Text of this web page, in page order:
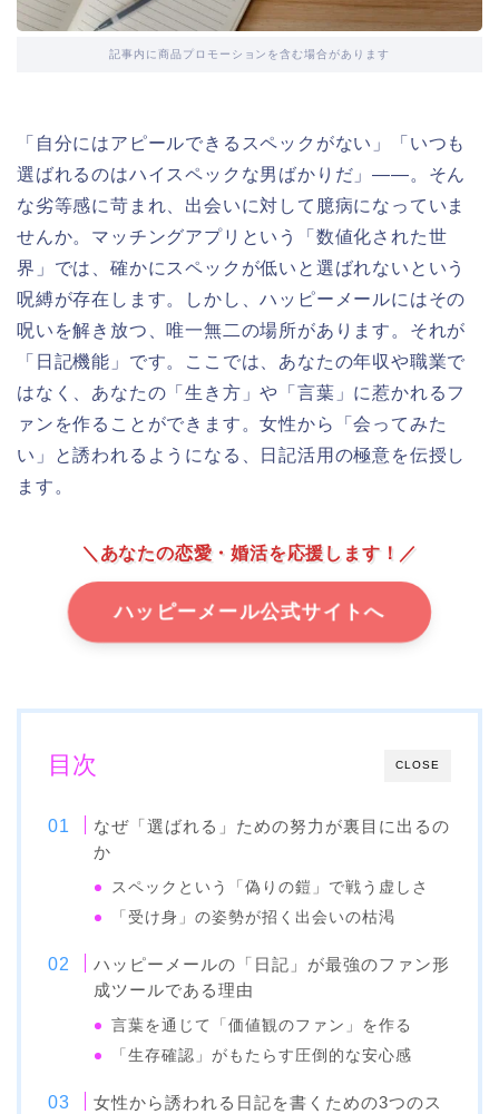
記事内に商品プロモーションを含む場合があります
「自分にはアピールできるスペックがない」「いつも
選ばれるのはハイスペックな男ばかりだ」――。そん
な劣等感に苛まれ、出会いに対して臆病になっていま
せんか。マッチングアプリという「数値化された世
界」では、確かにスペックが低いと選ばれないという
呪縛が存在します。しかし、ハッピーメールにはその
呪いを解き放つ、唯一無二の場所があります。それが
「日記機能」です。ここでは、あなたの年収や職業で
はなく、あなたの「生き方」や「言葉」に惹かれるフ
ァンを作ることができます。女性から「会ってみた
い」と誘われるようになる、日記活用の極意を伝授し
ます。
＼あなたの恋愛・婚活を応援します！／
ハッピーメール公式サイトへ
CLOSE
目次
なぜ「選ばれる」ための努力が裏目に出るの
か
スペックという「偽りの鎧」で戦う虚しさ
「受け身」の姿勢が招く出会いの枯渇
ハッピーメールの「日記」が最強のファン形
成ツールである理由
言葉を通じて「価値観のファン」を作る
「生存確認」がもたらす圧倒的な安心感
女性から誘われる日記を書くための3つのス